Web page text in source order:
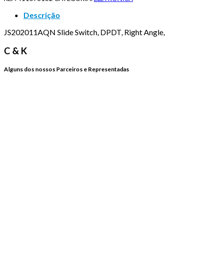
Descrição
JS202011AQN Slide Switch, DPDT, Right Angle,
C & K
Alguns dos nossos Parceiros e Representadas